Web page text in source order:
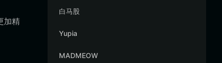
加精
白马股
Yupia
MADMEOW